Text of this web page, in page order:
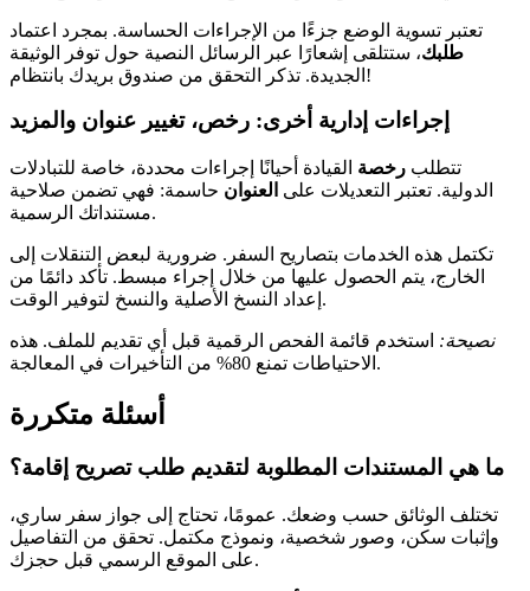
تعتبر تسوية الوضع جزءًا من الإجراءات الحساسة. بمجرد اعتماد
طلبك، ستتلقى إشعارًا عبر الرسائل النصية حول توفر الوثيقة
الجديدة. تذكر التحقق من صندوق بريدك بانتظام!
إجراءات إدارية أخرى: رخص، تغيير عنوان والمزيد
تتطلب رخصة القيادة أحيانًا إجراءات محددة، خاصة للتبادلات
الدولية. تعتبر التعديلات على العنوان حاسمة: فهي تضمن صلاحية
مستنداتك الرسمية.
تكتمل هذه الخدمات بتصاريح السفر. ضرورية لبعض التنقلات إلى
الخارج، يتم الحصول عليها من خلال إجراء مبسط. تأكد دائمًا من
إعداد النسخ الأصلية والنسخ لتوفير الوقت.
نصيحة: استخدم قائمة الفحص الرقمية قبل أي تقديم للملف. هذه
الاحتياطات تمنع 80% من التأخيرات في المعالجة.
أسئلة متكررة
ما هي المستندات المطلوبة لتقديم طلب تصريح إقامة؟
تختلف الوثائق حسب وضعك. عمومًا، تحتاج إلى جواز سفر ساري،
وإثبات سكن، وصور شخصية، ونموذج مكتمل. تحقق من التفاصيل
على الموقع الرسمي قبل حجزك.